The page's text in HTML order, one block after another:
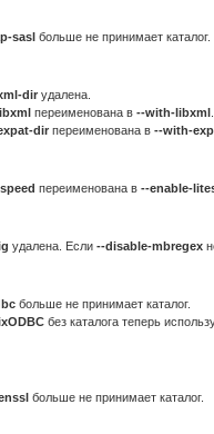
sasl больше не принимает каталог.
dir удалена.
переименована в --with-libxml
dir переименована в --with-
переименована в --enable-
удалена. Если --disable-mbregex
больше не принимает каталог.
без каталога теперь
больше не принимает каталог.